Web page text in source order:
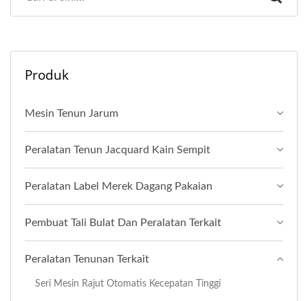
Produk
Mesin Tenun Jarum
Peralatan Tenun Jacquard Kain Sempit
Peralatan Label Merek Dagang Pakaian
Pembuat Tali Bulat Dan Peralatan Terkait
Peralatan Tenunan Terkait
Seri Mesin Rajut Otomatis Kecepatan Tinggi